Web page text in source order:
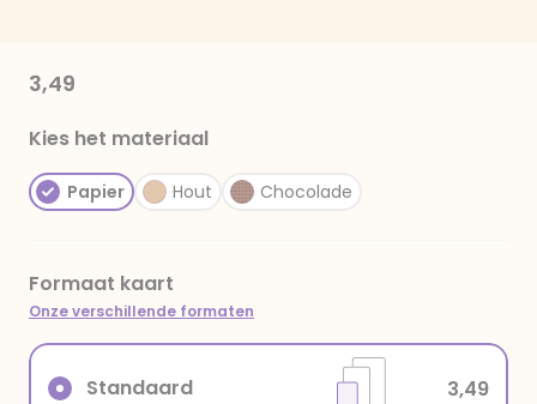
3,49
Kies het materiaal
Papier Hout Chocolade
Formaat kaart
Onze verschillende formaten
Standaard 3,49